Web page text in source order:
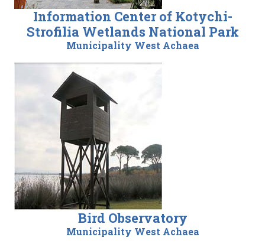
Information Center of Kotychi-
Strofilia Wetlands National Park
Municipality West Achaea
Bird Observatory
Municipality West Achaea